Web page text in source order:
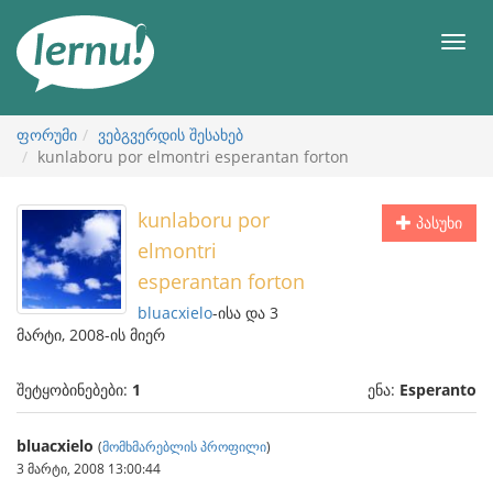
ნახვა
მენიუ
ფორუმი
ვებგვერდის შესახებ
kunlaboru por elmontri esperantan forton
პასუხი
kunlaboru por
elmontri
esperantan forton
bluacxielo-ისა და 3
მარტი, 2008-ის მიერ
შეტყობინებები: 1 ენა: Esperanto
bluacxielo (მომხმარებლის პროფილი)
3 მარტი, 2008 13:00:44